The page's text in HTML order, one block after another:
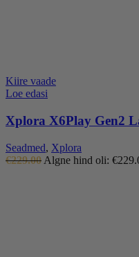
Kiire vaade
Loe edasi
Xplora X6Play Gen2
Seadmed, Xplora
€229.00 Algne hind oli: